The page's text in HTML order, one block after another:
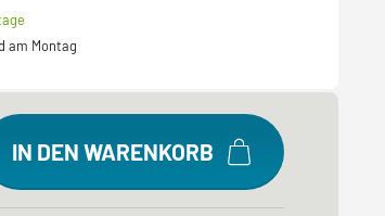
am Montag
IN DEN WARENKORB